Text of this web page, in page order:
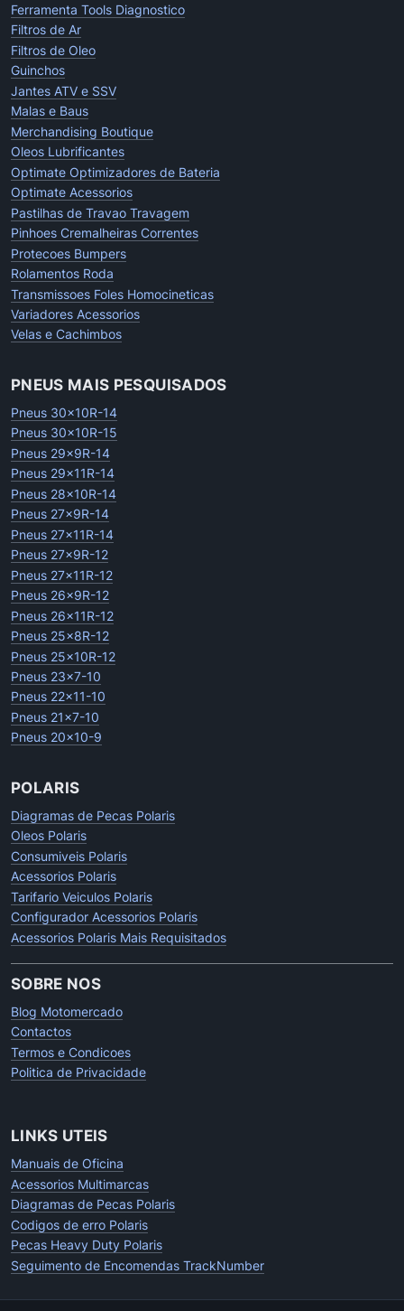
Ferramenta Tools Diagnostico
Filtros de Ar
Filtros de Oleo
Guinchos
Jantes ATV e SSV
Malas e Baus
Merchandising Boutique
Oleos Lubrificantes
Optimate Optimizadores de Bateria
Optimate Acessorios
Pastilhas de Travao Travagem
Pinhoes Cremalheiras Correntes
Protecoes Bumpers
Rolamentos Roda
Transmissoes Foles Homocineticas
Variadores Acessorios
Velas e Cachimbos
PNEUS MAIS PESQUISADOS
Pneus 30x10R-14
Pneus 30x10R-15
Pneus 29x9R-14
Pneus 29x11R-14
Pneus 28x10R-14
Pneus 27x9R-14
Pneus 27x11R-14
Pneus 27x9R-12
Pneus 27x11R-12
Pneus 26x9R-12
Pneus 26x11R-12
Pneus 25x8R-12
Pneus 25x10R-12
Pneus 23x7-10
Pneus 22x11-10
Pneus 21x7-10
Pneus 20x10-9
POLARIS
Diagramas de Pecas Polaris
Oleos Polaris
Consumiveis Polaris
Acessorios Polaris
Tarifario Veiculos Polaris
Configurador Acessorios Polaris
Acessorios Polaris Mais Requisitados
SOBRE NOS
Blog Motomercado
Contactos
Termos e Condicoes
Politica de Privacidade
LINKS UTEIS
Manuais de Oficina
Acessorios Multimarcas
Diagramas de Pecas Polaris
Codigos de erro Polaris
Pecas Heavy Duty Polaris
Seguimento de Encomendas TrackNumber